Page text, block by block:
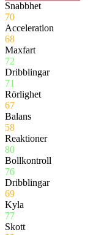
Snabbhet
70
Acceleration
68
Maxfart
72
Dribblingar
71
Rörlighet
67
Balans
58
Reaktioner
80
Bollkontroll
76
Dribblingar
69
Kyla
77
Skott